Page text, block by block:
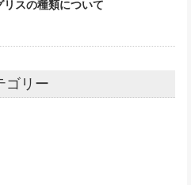
スの種類について
ゴリー